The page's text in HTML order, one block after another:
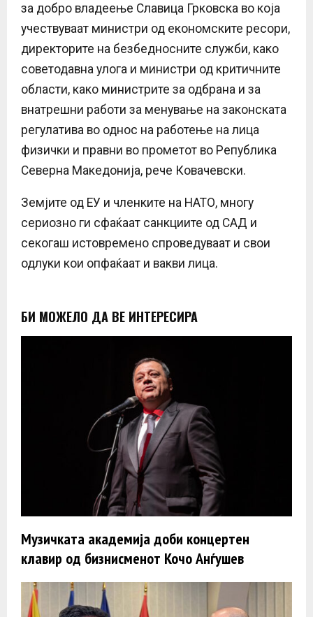
за добро владеење Славица Грковска во која
учествуваат министри од економските ресори,
директорите на безбедносните служби, како
советодавна улога и министри од критичните
области, како министрите за одбрана и за
внатрешни работи за менување на законската
регулатива во однос на работење на лица
физички и правни во прометот во Република
Северна Македонија, рече Ковачевски.
Земјите од ЕУ и членките на НАТО, многу
сериозно ги сфаќаат санкциите од САД и
секогаш истовремено спроведуваат и свои
одлуки кои опфаќаат и вакви лица.
БИ МОЖЕЛО ДА ВЕ ИНТЕРЕСИРА
Музичката академија доби концертен
клавир од бизнисменот Кочо Анѓушев